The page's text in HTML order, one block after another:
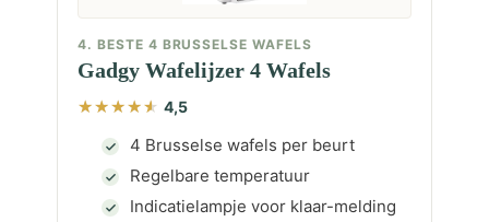
4. BESTE 4 BRUSSELSE WAFELS
Gadgy Wafelijzer 4 Wafels
4,5
4 Brusselse wafels per beurt
Regelbare temperatuur
Indicatielampje voor klaar-melding